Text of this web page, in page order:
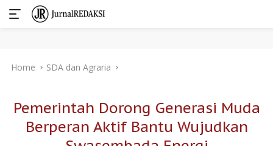
Home SDA dan Agraria
Pemerintah Dorong Generasi Muda
Berperan Aktif Bantu Wujudkan